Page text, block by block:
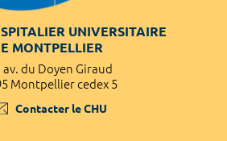
UNIVERSITAIRE
MONTPELLIER
av. du Doyen Giraud
Montpellier cedex 5
Contacter le CHU